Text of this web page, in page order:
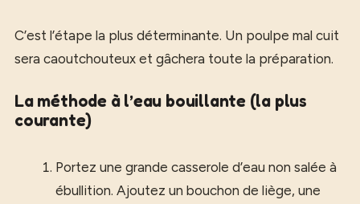
C’est l’étape la plus déterminante. Un poulpe mal cuit
sera caoutchouteux et gâchera toute la préparation.
La méthode à l’eau bouillante (la plus
courante)
Portez une grande casserole d’eau non salée à
ébullition. Ajoutez un bouchon de liège, une